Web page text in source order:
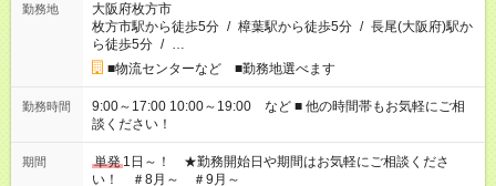
勤務地
大阪府枚方市
枚方市駅から徒歩5分 / 樟葉駅から徒歩5分 / 長尾(大阪府)駅か
ら徒歩5分 / …
■物流センターなど ■勤務地選べます
勤務時間
9:00～17:00 10:00～19:00 など ■ 他の時間帯もお気軽にご相
談ください！
期間 単発 1日～！ ★勤務開始日や期間はお気軽にご相談くださ
い！ ＃8月～ ＃9月～